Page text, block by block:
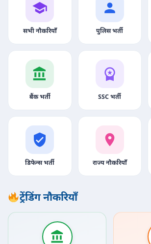
सभी नौकरियाँ पुलिस भर्ती
बैंक भर्ती SSC भर्ती
डिफेन्स भर्ती राज्य नौकरियाँ
ट्रेंडिंग नौकरियाँ